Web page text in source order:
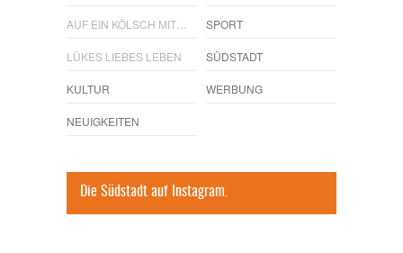
AUF EIN KÖLSCH MIT…
LÜKES LIEBES LEBEN
KULTUR
NEUIGKEITEN
SPORT
SÜDSTADT
WERBUNG
Die Südstadt auf Instagram.